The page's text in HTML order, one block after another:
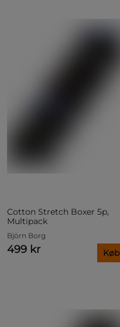
Cotton Stretch Boxer 5p,
Multipack
Björn Borg
499 kr Køb